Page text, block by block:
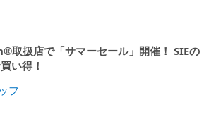
扱店で「サマーセール」開催！ SIEの
い得！
フ